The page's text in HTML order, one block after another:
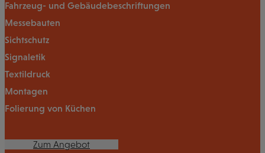
Fahrzeug- und Gebäudebeschriftungen
Messebauten
Sichtschutz
Signaletik
Textildruck
Montagen
Folierung von Küchen
Zum Angebot